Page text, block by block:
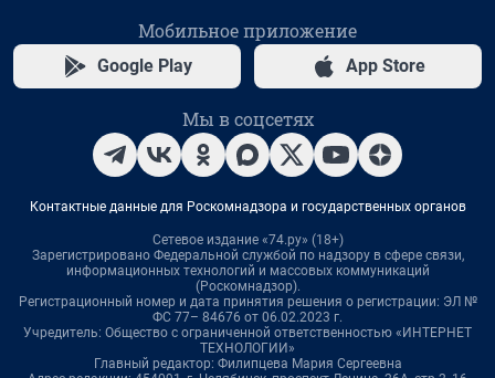
Мобильное приложение
Google Play App Store
Мы в соцсетях
Контактные данные для Роскомнадзора и государственных органов
Сетевое издание «74.ру» (18+)
Зарегистрировано Федеральной службой по надзору в сфере связи,
информационных технологий и массовых коммуникаций
(Роскомнадзор).
Регистрационный номер и дата принятия решения о регистрации: ЭЛ №
ФС 77– 84676 от 06.02.2023 г.
Учредитель: Общество с ограниченной ответственностью «ИНТЕРНЕТ
ТЕХНОЛОГИИ»
Главный редактор: Филипцева Мария Сергеевна